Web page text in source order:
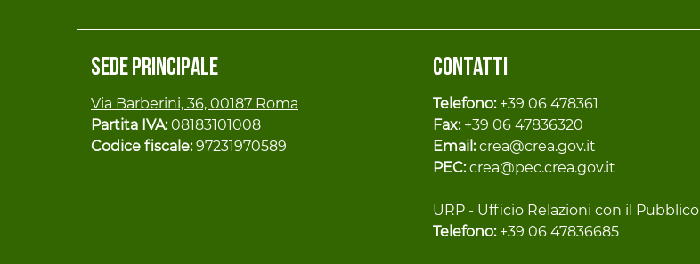
Sede principale
Via Barberini, 36, 00187 Roma
Partita IVA:08183101008
Codice fiscale:97231970589
Contatti
Telefono: +39 06 478361
Fax: +39 06 47836320
Email:crea@crea.gov.it
PEC:crea@pec.crea.gov.it
URP - Ufficio Relazioni con il Pubblico
Telefono: +39 06 47836685